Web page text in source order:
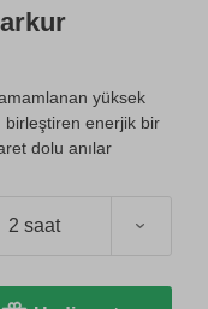
yüksek
birleştiren enerjik bir
dolu anılar
2 saat